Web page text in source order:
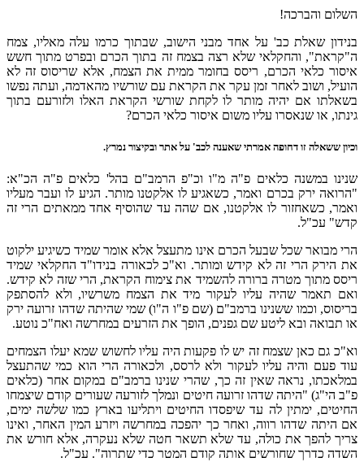
השלום והברכה!
בנידון שאלת כב' על אחד מבני הישוב, שבתוך כרמו עלה מאליו, צמח
ה"קראת", והחקלאי שלא רצה בצמח זה בתוך הכרם ובפרט מתוך חשש
איסור כלאי הכרם, ריסס בחומר ממית את הצמח, אלא שריסוס זה לא
הועיל, ושוב לאחר זמן עקר את הקראת עם שורשיו מהאדמה, ועתה נפשו
בשאלתו אם יהיה מותר לו לקחת שורשי הקראת האלו ולזורעם בתוך
גינתו, או שנאסרו עליו משום איסור כלאי הכרם?
וכיון ששאלה זו דחופה אמרתי שאענה לכב' על אתר ובקיצור נמרץ.
שנינו במשנה כלאים פ"ה מ"ו וכ"פ הרמב"ם בהל' כלאים פ"ה הכ"א:
"הרואה ירק בכרם ואמר, כשאגיע לו אלקטנו מותר. הגיע לו ועבר מעליו
ואמר, כשאחזור לו אלקטנו, אם שהה עד שהוסיף אחד ממאתים הרי זה
קדש" עכ"ל.
הרי מבואר שכל שבעל הכרם אינו מתעצל אלא אומר שמיד כשיגיע ילקוט
את הירק הרי זה לא קידש ומותר. וא"כ לכאורה בנידו"ד החקלאי שמיד
ריסס מתוך מטרה ברורה להשמיד את צימוח הקראת, הרי שזה לא קידש.
ואם תאמר שהיה עליו לעקור מיד את הצמח משרשיו, ולא להסתפק
בריסוס, וכמו ששנינו ברמב"ם (שם פ"ו ה"ו) שמי שהיתה שדהו זרועה ירק
או תבואה ובא ליטע שם גפנים, הופך את הזרעים במחרשה ואח"כ נוטע.
וא"כ גם כאן שצמח זה יש לו פקעות היה עליו לחשוש שמא יעלו הצמחים
עוד פעם והיה עליו לעקור ולא לרסס, ולכאורה הרי הוא כמי שהתעצל
במלאכתו, נראה שאין זה כך, שהרי שנינו ברמב"ם במקום אחר (כלאים
פ"ב הי"ג) "היתה שדהו זרועה חיטים ונמלך לזורעה שעורים קודם שיצמחו
החיטים, ימתין לה עד שיפסדו החיטים ויתליעו בארץ כמו שלשה ימים,
אם היתה שדהו רווה, ואחר כך יהפכה במחרשה ויזרע המין האחר, ואינו
צריך להפך את כולה, עד שלא תשאר חטה שלא נעקרה, אלא חורש את
השדה כדרך שחורשים אותה קודם המטר כדי שתרוה". עכ"ל.